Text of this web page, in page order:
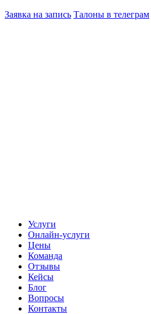
Заявка на запись Талоны в телеграм
Услуги
Онлайн-услуги
Цены
Команда
Отзывы
Кейсы
Блог
Вопросы
Контакты